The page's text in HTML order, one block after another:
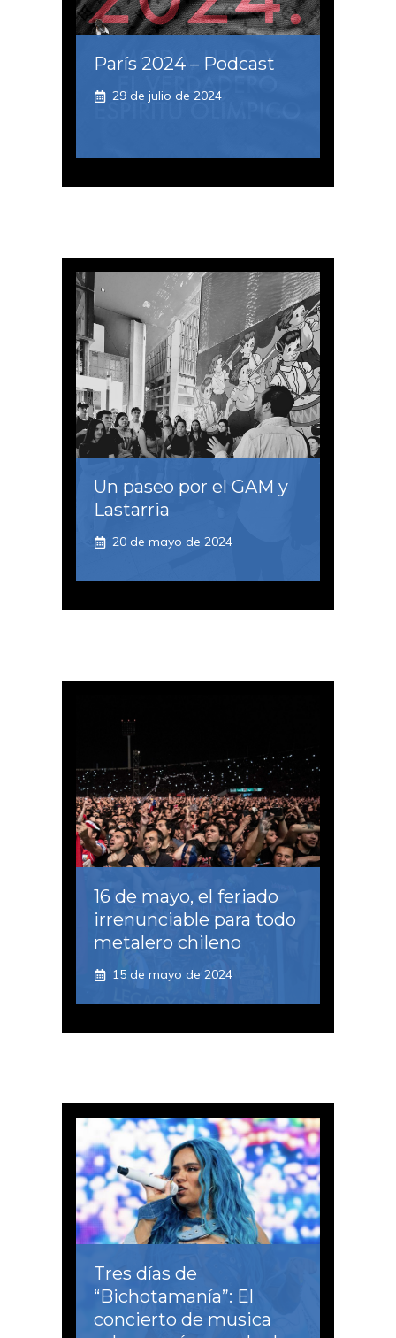
París 2024 – Podcast
29 de julio de 2024
Un paseo por el GAM y
Lastarria
20 de mayo de 2024
16 de mayo, el feriado
irrenunciable para todo
metalero chileno
15 de mayo de 2024
Tres días de
“Bichotamanía”: El
concierto de musica